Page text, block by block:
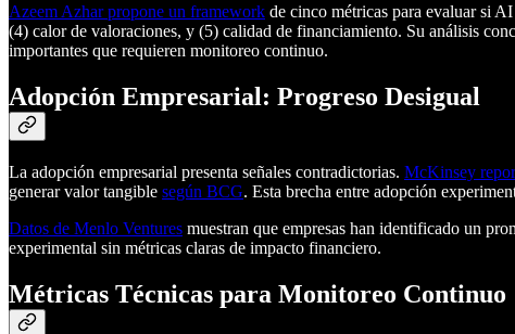
Azeem Azhar propone un framework de cinco métricas para evaluar si
(4) calor de valoraciones, y (5) calidad de financiamiento. Su análisis
importantes que requieren monitoreo continuo.
Adopción Empresarial: Progreso Desigual
La adopción empresarial presenta señales contradictorias. McKinsey
generar valor tangible según BCG. Esta brecha entre adopción
Datos de Menlo Ventures muestran que empresas han identificado un
experimental sin métricas claras de impacto financiero.
Métricas Técnicas para Monitoreo Continuo